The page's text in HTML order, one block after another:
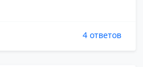
4 ответов